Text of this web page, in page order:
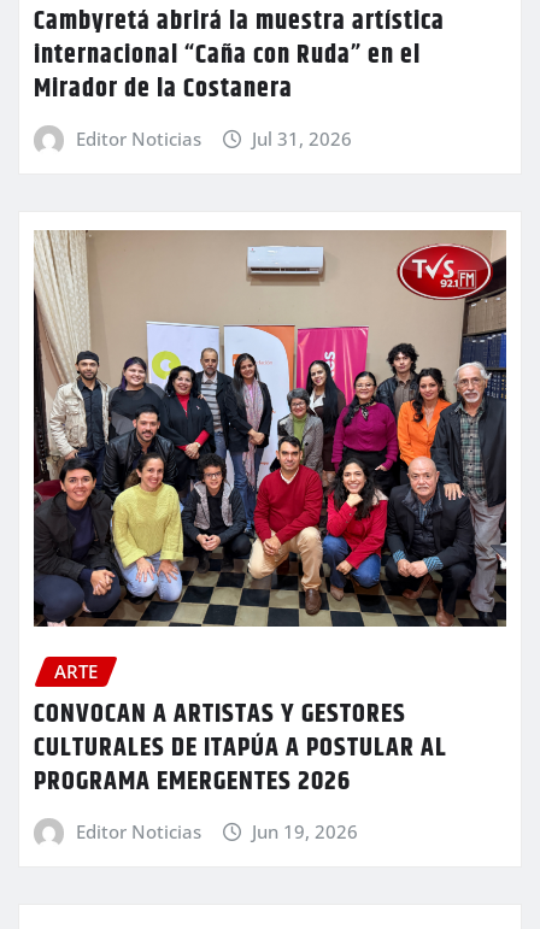
Cambyretá abrirá la muestra artística
internacional “Caña con Ruda” en el
Mirador de la Costanera
Editor Noticias Jul 31, 2026
ARTE
CONVOCAN A ARTISTAS Y GESTORES
CULTURALES DE ITAPÚA A POSTULAR AL
PROGRAMA EMERGENTES 2026
Editor Noticias Jun 19, 2026